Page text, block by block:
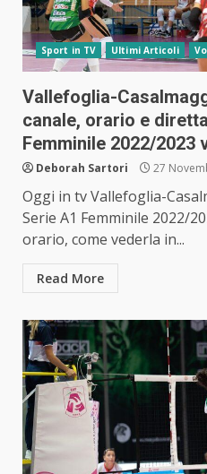
Sport in TV Ultimi Articoli
Vallefoglia-
canale, orario e
Femminile 2022/2023
Deborah Sartori 27
Oggi in tv Vallefoglia-
Serie A1 Femminile 2022/
orario, come vederla in...
Read More